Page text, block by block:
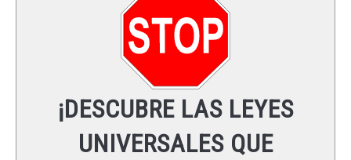
LEYES UNIVERSALES
¡DESCUBRE LAS LEYES
UNIVERSALES QUE